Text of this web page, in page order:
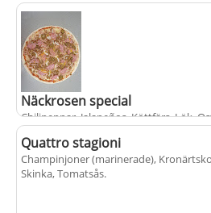
Näckrosen special
Chilipeppar, Jalapeños, Köttfärs, Lök,
+ fr. från120 kr
Quattro stagioni
Champinjoner (marinerade),
Skinka, Tomatsås.